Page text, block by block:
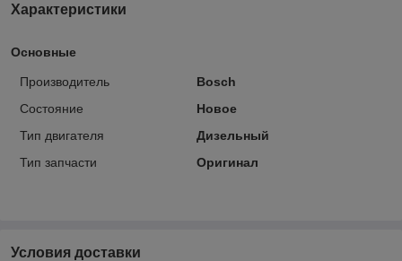
Характеристики
Основные
Производитель
Bosch
Состояние
Новое
Тип двигателя
Дизельный
Тип запчасти
Оригинал
Условия доставки